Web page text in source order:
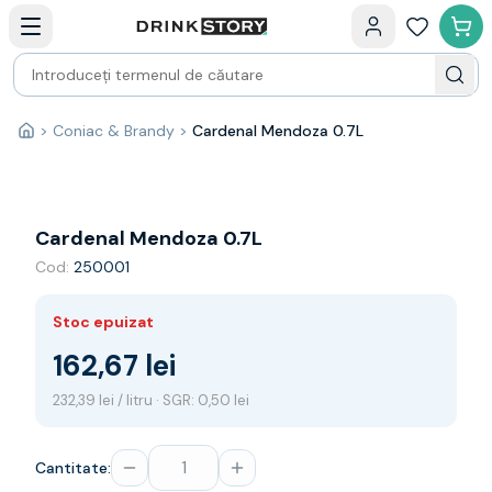
Bauturi fine — selectie
Produse Noi
Cosuri cadou
Pachete & Cadouri
Vin
Franta
Spania
Australia
Germania
Noua Zeelanda
Prosecco
Acasă
> Coniac & Brandy > Cardenal Mendoza 0.7L
Cardenal Mendoza 0.7L
Cod: 250001
Stoc epuizat
162,67 lei
232,39 lei / litru · SGR: 0,50 lei
Cantitate: